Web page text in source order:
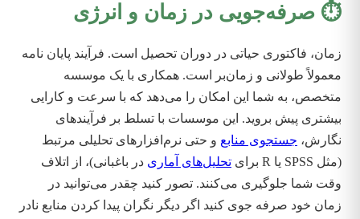
⏱ صرفه‌جویی در زمان و انرژی
زمان، فاکتوری حیاتی در دوران تحصیل است. فرآیند پایان نامه
معمولاً طولانی و زمان‌بر است. همکاری با یک موسسه
متخصص، به شما این امکان را می‌دهد که با سرعت و کارایی
بیشتری پیش بروید. این موسسات با تسلط بر فرآیندهای
نگارش، جستجوی منابع و حتی نرم‌افزارهای تحلیلی مرتبط
(مثل SPSS یا R برای
تحلیل‌های آماری در باغبانی)، از اتلاف
وقت شما جلوگیری می‌کنند. تصور کنید چقدر می‌توانید در
زمان خود صرفه جوی کنید اگر دیگر نگران پیدا کردن منابع نادر